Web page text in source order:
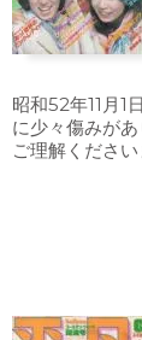
昭和52年11月1
に少々傷みが
ご理解ください